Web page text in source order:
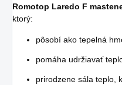
Romotop Laredo F
ktorý:
pôsobí ako tepelná
pomáha udržiavať
prirodzene sála teplo,